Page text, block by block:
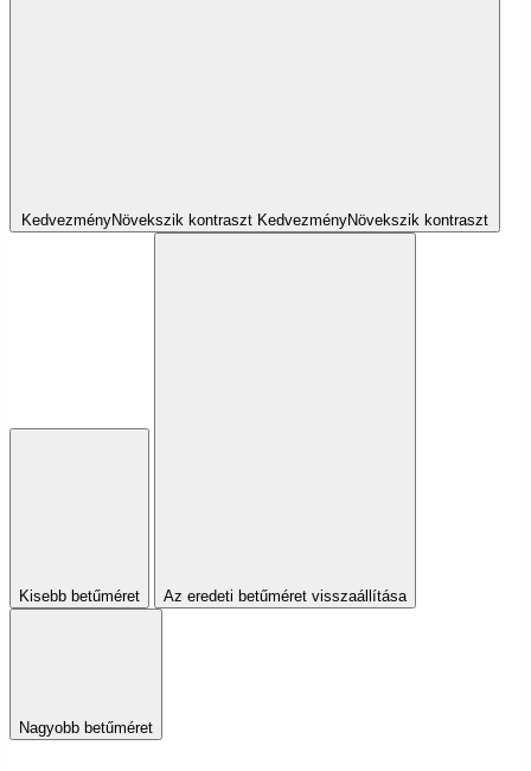
KedvezményNövekszik kontraszt KedvezményNövekszik kontraszt
Kisebb betűméret Az eredeti betűméret visszaállítása
Nagyobb betűméret